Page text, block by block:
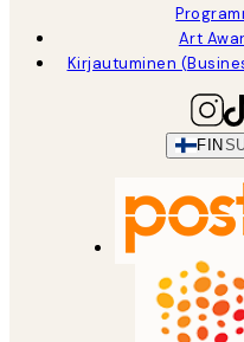
Art
Kirjautuminen
FIN